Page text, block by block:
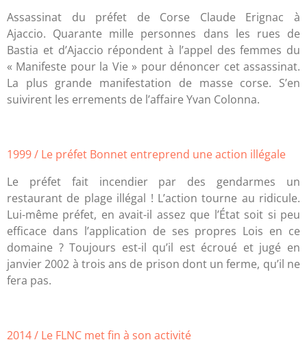
Assassinat du préfet de Corse Claude Erignac à
Ajaccio. Quarante mille personnes dans les rues de
Bastia et d’Ajaccio répondent à l’appel des femmes du
« Manifeste pour la Vie » pour dénoncer cet assassinat.
La plus grande manifestation de masse corse. S’en
suivirent les errements de l’affaire Yvan Colonna.
1999 / Le préfet Bonnet entreprend une action illégale
Le préfet fait incendier par des gendarmes un
restaurant de plage illégal ! L’action tourne au ridicule.
Lui-même préfet, en avait-il assez que l’État soit si peu
efficace dans l’application de ses propres Lois en ce
domaine ? Toujours est-il qu’il est écroué et jugé en
janvier 2002 à trois ans de prison dont un ferme, qu’il ne
fera pas.
2014 / Le FLNC met fin à son activité